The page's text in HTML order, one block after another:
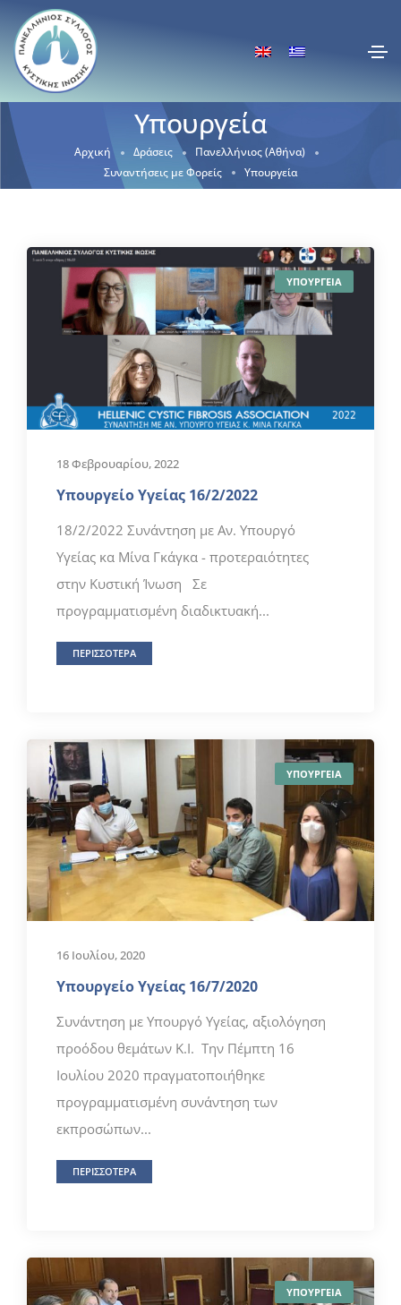
Υπουργεία
Αρχική Δράσεις
Πανελλήνιος (Αθήνα)
Συναντήσεις με Φορείς
Υπουργεία
ΥΠΟΥΡΓΕΙΑ
18 Φεβρουαρίου, 2022
Υπουργείο Υγείας 16/2/2022
18/2/2022 Συνάντηση με Αν. Υπουργό
Υγείας κα Μίνα Γκάγκα - προτεραιότητες
στην Κυστική Ίνωση Σε
προγραμματισμένη διαδικτυακή...
ΠΕΡΙΣΣΟΤΕΡΑ
ΥΠΟΥΡΓΕΙΑ
16 Ιουλίου, 2020
Υπουργείο Υγείας 16/7/2020
Συνάντηση με Υπουργό Υγείας, αξιολόγηση
προόδου θεμάτων Κ.Ι. Την Πέμπτη 16
Ιουλίου 2020 πραγματοποιήθηκε
προγραμματισμένη συνάντηση των
εκπροσώπων...
ΠΕΡΙΣΣΟΤΕΡΑ
ΥΠΟΥΡΓΕΙΑ